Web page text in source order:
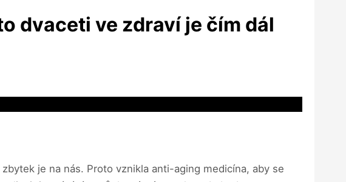
dvaceti ve zdraví je čím dál
je na nás. Proto vznikla anti-aging medicína, aby se